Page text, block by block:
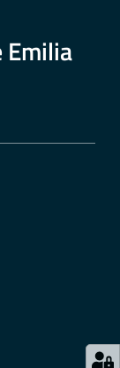
Emilia